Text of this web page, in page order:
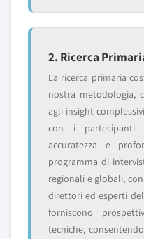
2. Ricerca
La ricerca primaria
nostra metodologia,
agli insight
con i partecipanti
accuratezza e
programma di
regionali e globali,
direttori ed esperti
forniscono
tecniche,